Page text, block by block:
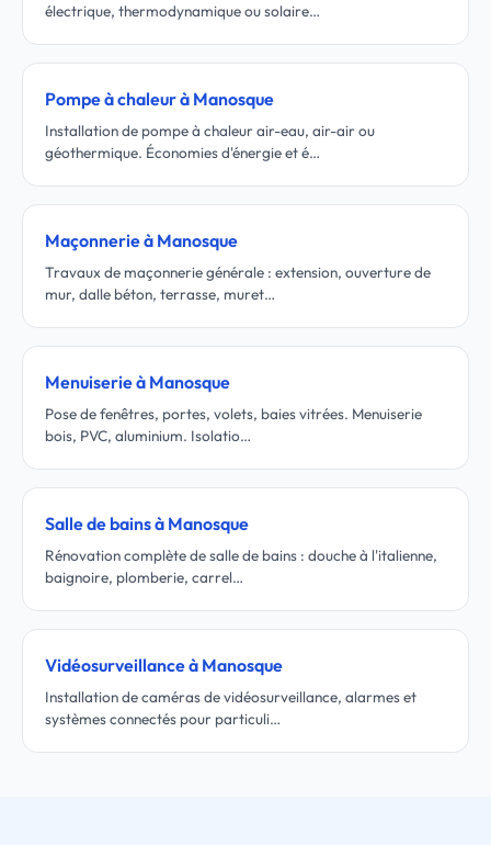
électrique, thermodynamique ou solaire…
Pompe à chaleur à Manosque
Installation de pompe à chaleur air-eau, air-air ou
géothermique. Économies d'énergie et é…
Maçonnerie à Manosque
Travaux de maçonnerie générale : extension, ouverture de
mur, dalle béton, terrasse, muret…
Menuiserie à Manosque
Pose de fenêtres, portes, volets, baies vitrées. Menuiserie
bois, PVC, aluminium. Isolatio…
Salle de bains à Manosque
Rénovation complète de salle de bains : douche à l'italienne,
baignoire, plomberie, carrel…
Vidéosurveillance à Manosque
Installation de caméras de vidéosurveillance, alarmes et
systèmes connectés pour particuli…